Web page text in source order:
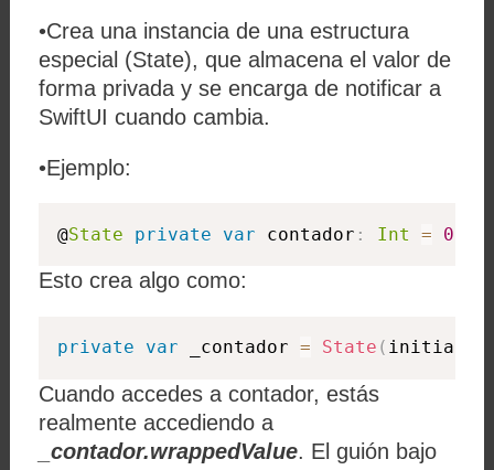
•Crea una instancia de una estructura
especial (State), que almacena el valor de
forma privada y se encarga de notificar a
SwiftUI cuando cambia.
•Ejemplo:
@State private var contador : Int = 0
Esto crea algo como:
private var _contador = State (
Cuando accedes acontador, estás
realmente accediendo a
_contador.wrappedValue. El guión bajo